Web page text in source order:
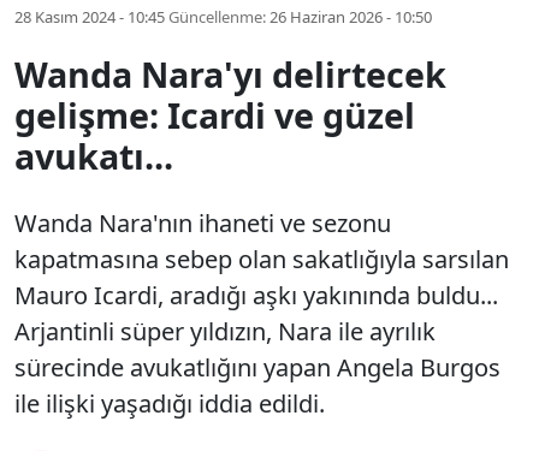
28 Kasım 2024 - 10:45Güncellenme:26 Haziran 2026 - 10:50
Wanda Nara'yı delirtecek
gelişme: Icardi ve güzel
avukatı...
Wanda Nara'nın ihaneti ve sezonu
kapatmasına sebep olan sakatlığıyla sarsılan
Mauro Icardi, aradığı aşkı yakınında buldu...
Arjantinli süper yıldızın, Nara ile ayrılık
sürecinde avukatlığını yapan Angela Burgos
ile ilişki yaşadığı iddia edildi.